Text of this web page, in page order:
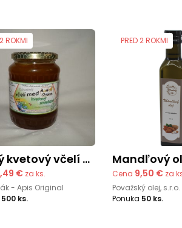
ROKMI
včelí med priamo od včelára
€za ks.
- Apis Original
500 ks.
PRED 2 ROKMI
Mandľový
Cena 9,50 € za
Považský olej, s.r.o.
Ponuka 50 ks.